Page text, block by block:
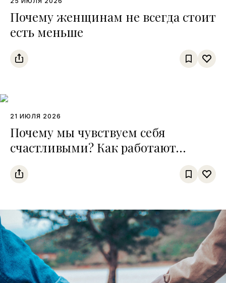
Почему женщинам не всегда стоит
есть меньше
21 ИЮЛЯ 2026
Почему мы чувствуем себя
счастливыми? Как работают
четыре главные «молекулы
хорошего настроения»